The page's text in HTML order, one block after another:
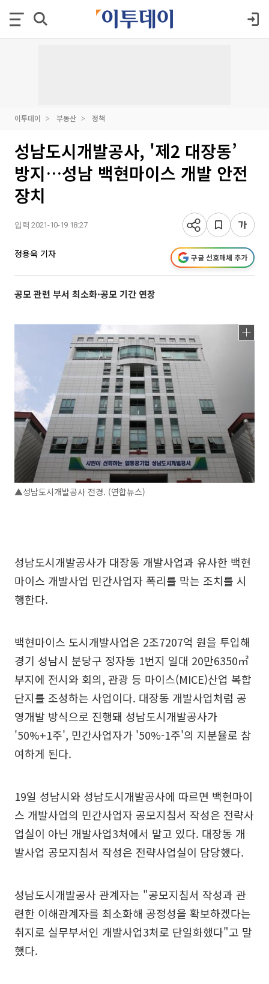
이투데이 부동산 정책
성남도시개발공사, '제2 대장동’
방지…성남 백현마이스 개발 안전
장치
입력 2021-10-19 18:27
정용욱 기자 구글 선호매체 추가
공모 관련 부서 최소화·공모 기간 연장
▲성남도시개발공사 전경. (연합뉴스)
성남도시개발공사가 대장동 개발사업과 유사한 백현
마이스 개발사업 민간사업자 폭리를 막는 조치를 시
행한다.
백현마이스 도시개발사업은 2조7207억 원을 투입해
경기 성남시 분당구 정자동 1번지 일대 20만6350㎡
부지에 전시와 회의, 관광 등 마이스(MICE)산업 복합
단지를 조성하는 사업이다. 대장동 개발사업처럼 공
영개발 방식으로 진행돼 성남도시개발공사가
'50%+1주', 민간사업자가 '50%-1주'의 지분율로 참
여하게 된다.
19일 성남시와 성남도시개발공사에 따르면 백현마이
스 개발사업의 민간사업자 공모지침서 작성은 전략사
업실이 아닌 개발사업3처에서 맡고 있다. 대장동 개
발사업 공모지침서 작성은 전략사업실이 담당했다.
성남도시개발공사 관계자는 "공모지침서 작성과 관
련한 이해관계자를 최소화해 공정성을 확보하겠다는
취지로 실무부서인 개발사업3처로 단일화했다"고 말
했다.